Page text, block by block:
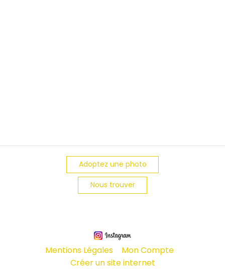
Adoptez une photo
Nous trouver
Mentions Légales
Mon Compte
Créer un site internet